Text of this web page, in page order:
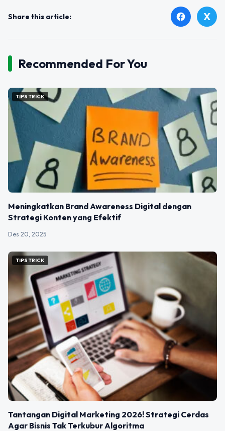
Share this article: facebook X
Recommended For You
TIPS TRICK
Meningkatkan Brand Awareness Digital dengan
Strategi Konten yang Efektif
Des 20, 2025
TIPS TRICK
Tantangan Digital Marketing 2026! Strategi Cerdas
Agar Bisnis Tak Terkubur Algoritma